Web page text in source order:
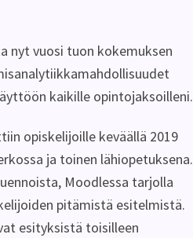
nyt vuosi tuon kokemuksen
kaikille opintojaksoilleni.
opiskelijoille keväällä 2019
ja toinen lähiopetuksena.
Moodlessa tarjolla
pitämistä esitelmistä.
esityksistä toisilleen